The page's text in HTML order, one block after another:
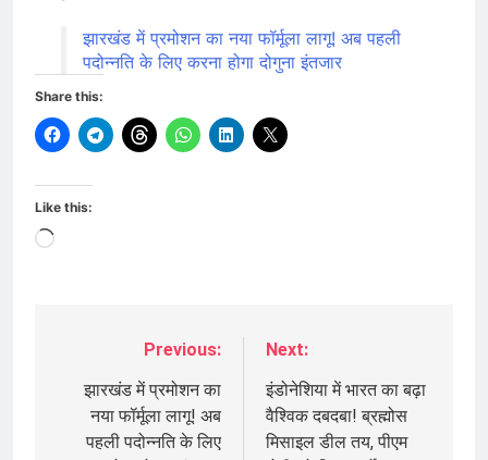
झारखंड में प्रमोशन का नया फॉर्मूला लागू! अब पहली
पदोन्नति के लिए करना होगा दोगुना इंतजार
Share this:
Like this:
Loading…
navigation
Previous:
झारखंड में प्रमोशन का
नया फॉर्मूला लागू! अब
पहली पदोन्नति के लिए
Next:
इंडोनेशिया में भारत का बढ़ा
वैश्विक दबदबा! ब्रह्मोस
मिसाइल डील तय, पीएम